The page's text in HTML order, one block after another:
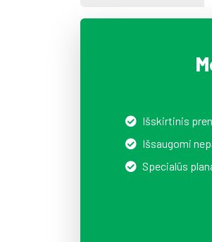
Išskirtinis
Išsaugomi
Specialūs